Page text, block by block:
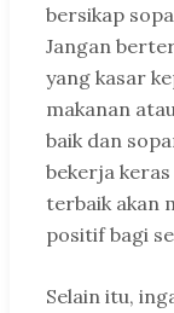
bersikap
Jangan
yang kasar
makanan
baik dan
bekerja
terbaik akan
positif bagi
Selain itu,